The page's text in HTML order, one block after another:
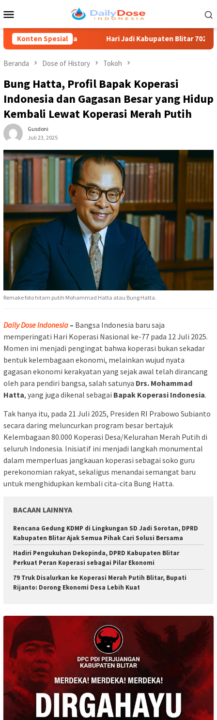
ke
Mobile
Konten SpesialHari Jadi Kabupaten Blitar 702, Ketua DPRD
Beranda Dose of History Tokoh
Bung Hatta, Profil Bapak Koperasi
Indonesia dan Gagasan Besar yang Hidup
Kembali Lewat Koperasi Merah Putih
Gusdoni
Juli 23, 2025
Remake foto hitam putih Mohammad Hatta atau Bung Hatta.
Daily Dose Indonesia – Bangsa Indonesia baru saja
memperingati Hari Koperasi Nasional ke-77 pada 12 Juli 2025.
Momen ini menjadi pengingat bahwa koperasi bukan sekadar
bentuk kelembagaan ekonomi, melainkan wujud nyata
gagasan ekonomi kerakyatan yang sejak awal telah dirancang
oleh para pendiri bangsa, salah satunya Drs. Mohammad
Hatta, yang juga dikenal sebagai Bapak Koperasi Indonesia.
Tak hanya itu, pada 21 Juli 2025, Presiden RI Prabowo Subianto
secara daring meluncurkan program besar bertajuk
Kelembagaan 80.000 Koperasi Desa/Kelurahan Merah Putih di
seluruh Indonesia. Inisiatif ini menjadi langkah monumental
dalam memperluas jangkauan koperasi sebagai soko guru
perekonomian rakyat, sekaligus menandai semangat baru
untuk menghidupkan kembali cita-cita Bung Hatta.
BACAAN LAINNYA
Rencana Gedung KDMP di Lingkungan SD Jadi Sorotan, DPRD
Kabupaten Blitar Ajak Semua Pihak Cari Solusi Bersama
Hadiri Pengukuhan Dekopinda, DPRD Kabupaten Blitar
Perkuat Peran Koperasi sebagai Pilar Ekonomi
79 Truk Disalurkan ke Koperasi Merah Putih Blitar, Bupati
Rijanto: Dorong Ekonomi Desa Lebih Kuat